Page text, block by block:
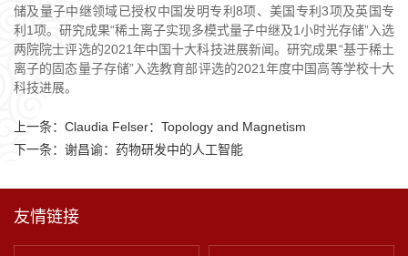
储及量子中继领域已授权中国发明专利8项、美国专利3项及英国专
利1项。研究成果“稀土离子实现多模式量子中继及1小时光存储”入选
两院院士评选的2021年中国十大科技进展新闻。研究成果“基于稀土
离子的固态量子存储”入选教育部评选的2021年度中国高等学校十大
科技进展。
上一条： Claudia Felser：Topology and Magnetism
下一条： 谢昌谕：药物研发中的人工智能
友情链接